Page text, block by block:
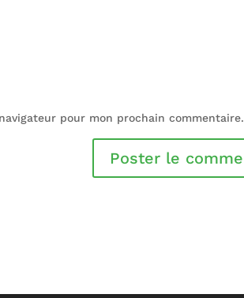
pour mon prochain commentaire.